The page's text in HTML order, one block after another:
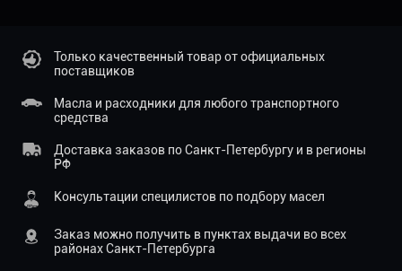
Только качественный товар от официальных
поставщиков
Масла и расходники для любого транспортного
средства
Доставка заказов по Санкт-Петербургу и в регионы
РФ
Консультации специлистов по подбору масел
Заказ можно получить в пунктах выдачи во всех
районах Санкт-Петербурга